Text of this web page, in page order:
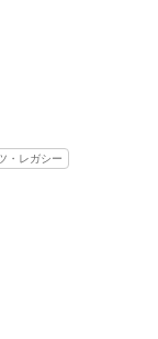
・レガシー